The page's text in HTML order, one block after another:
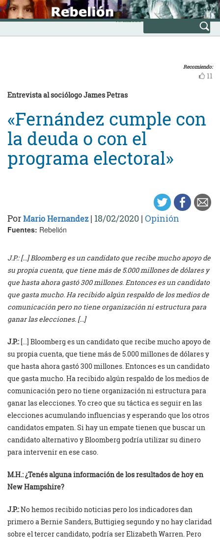
Skip
to
content
INICIO
Avanzada
Recomiendo:
11
Entrevista al sociólogo James Petras
«Fernández cumple con
la deuda o con el
programa electoral»
PorMario Hernandez| 18/02/2020 | Opinión
Fuentes: Rebelión
J.P.: […] Bloomberg es un candidato que recibe mucho apoyo de
su propia cuenta, que tiene más de 5.000 millones de dólares y
que hasta ahora gastó 300 millones. Entonces es un candidato
que gasta mucho. Ha recibido algún respaldo de los medios de
comunicación pero no tiene organización ni estructura para
ganar las elecciones. […]
J.P.: […] Bloomberg es un candidato que recibe mucho apoyo de
su propia cuenta, que tiene más de 5.000 millones de dólares y
que hasta ahora gastó 300 millones. Entonces es un candidato
que gasta mucho. Ha recibido algún respaldo de los medios de
comunicación pero no tiene organización ni estructura para
ganar las elecciones. Yo creo que su táctica es seguir en las
elecciones acumulando influencias y esperando que los otros
candidatos empaten. Si hay un empate tienen que buscar un
candidato alternativo y Bloomberg podría utilizar su dinero
para intervenir en ese caso.
M.H.: ¿Tenés alguna información de los resultados de hoy en
New Hampshire?
J.P.:No hemos recibido noticias pero los indicadores dan
primero a Bernie Sanders, Buttigieg segundo y no hay claridad
sobre el tercer candidato, podría ser Elizabeth Warren. Pero